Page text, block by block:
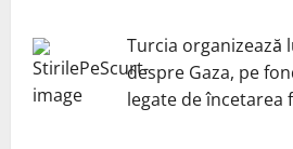
Turcia organizează
despre Gaza, pe
legate de încetarea